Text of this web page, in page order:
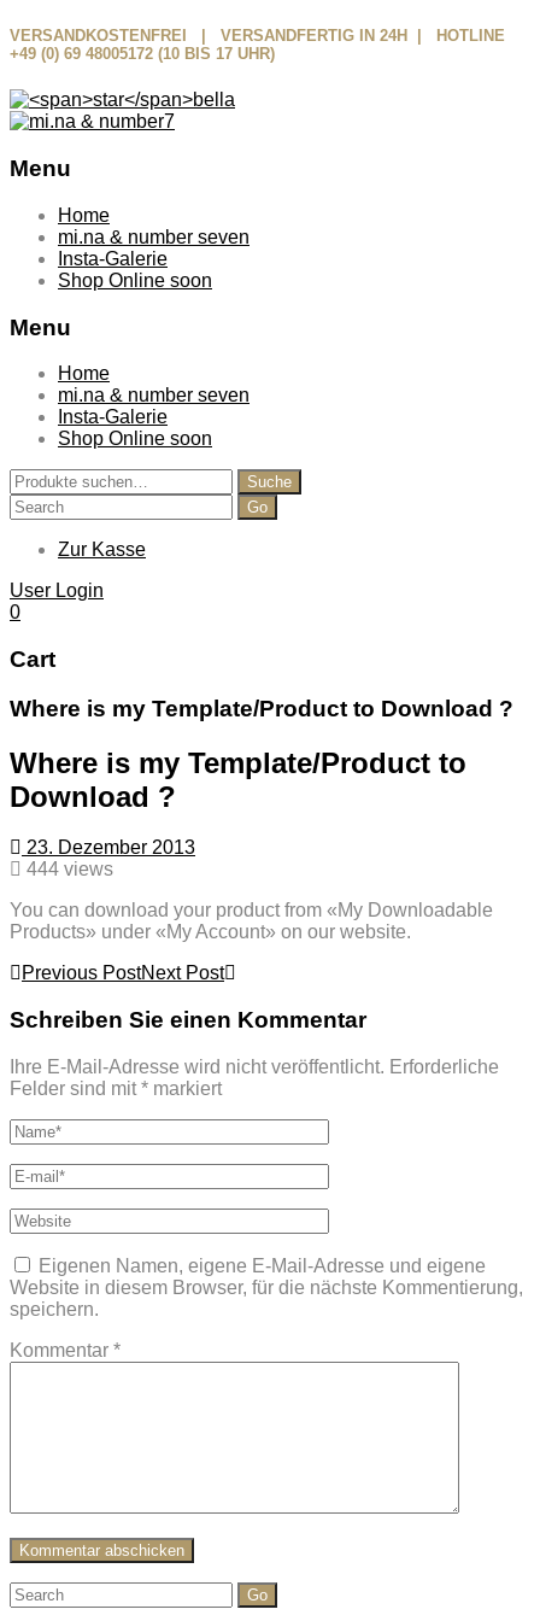
VERSANDKOSTENFREI | VERSANDFERTIG IN 24H | HOTLINE
+49 (0) 69 48005172 (10 BIS 17 UHR)
Menu
Skip
content
Home
mi.na & number seven
Insta-Galerie
Shop Online soon
Menu
Home
mi.na & number seven
Insta-Galerie
Shop Online soon
Suche
nach:
Suche
Search
for:
Zur Kasse
User Login
0
Cart
Where is my Template/Product to Download ?
Where is my Template/Product to
Download ?
23. Dezember 2013
444 views
You can download your product from «My Downloadable
Products» under «My Account» on our website.
Post
Previous PostNext Post
Schreiben Sie einen Kommentar
Ihre E-Mail-Adresse wird nicht veröffentlicht. Erforderliche
Felder sind mit * markiert
Eigenen Namen, eigene E-Mail-Adresse und eigene
Website in diesem Browser, für die nächste Kommentierung,
speichern.
Kommentar *
Search
for: